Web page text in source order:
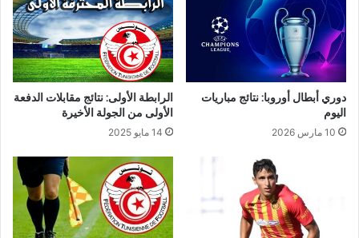
دوري أبطال أوروبا: نتائج مباريات
اليوم
10 مارس 2026
الرابطة الأولى: نتائج مقابلات الدفعة
الأولى من الجولة الأخيرة
14 مايو 2025